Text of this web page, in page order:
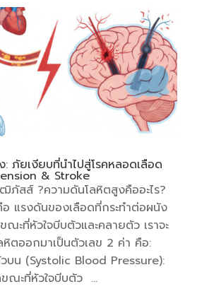
ภัยเงียบที่นำไปสู่โรคหลอดเลือด
& Stroke
สส์ ?ความดันโลหิตสูงคืออะไร?
แรงดันของเลือดที่กระทำต่อผนัง
ะที่หัวใจบีบตัวและคลายตัว เราจะ
หิตออกมาเป็นตัวเลข 2 ค่า คือ:
น (Systolic Blood Pressure):
ณะที่หัวใจบีบตัว ...